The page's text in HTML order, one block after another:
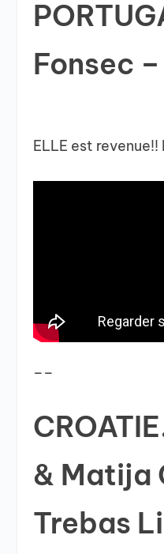
Fonsec
ELLE est revenue!!
__
& Matija
Trebas